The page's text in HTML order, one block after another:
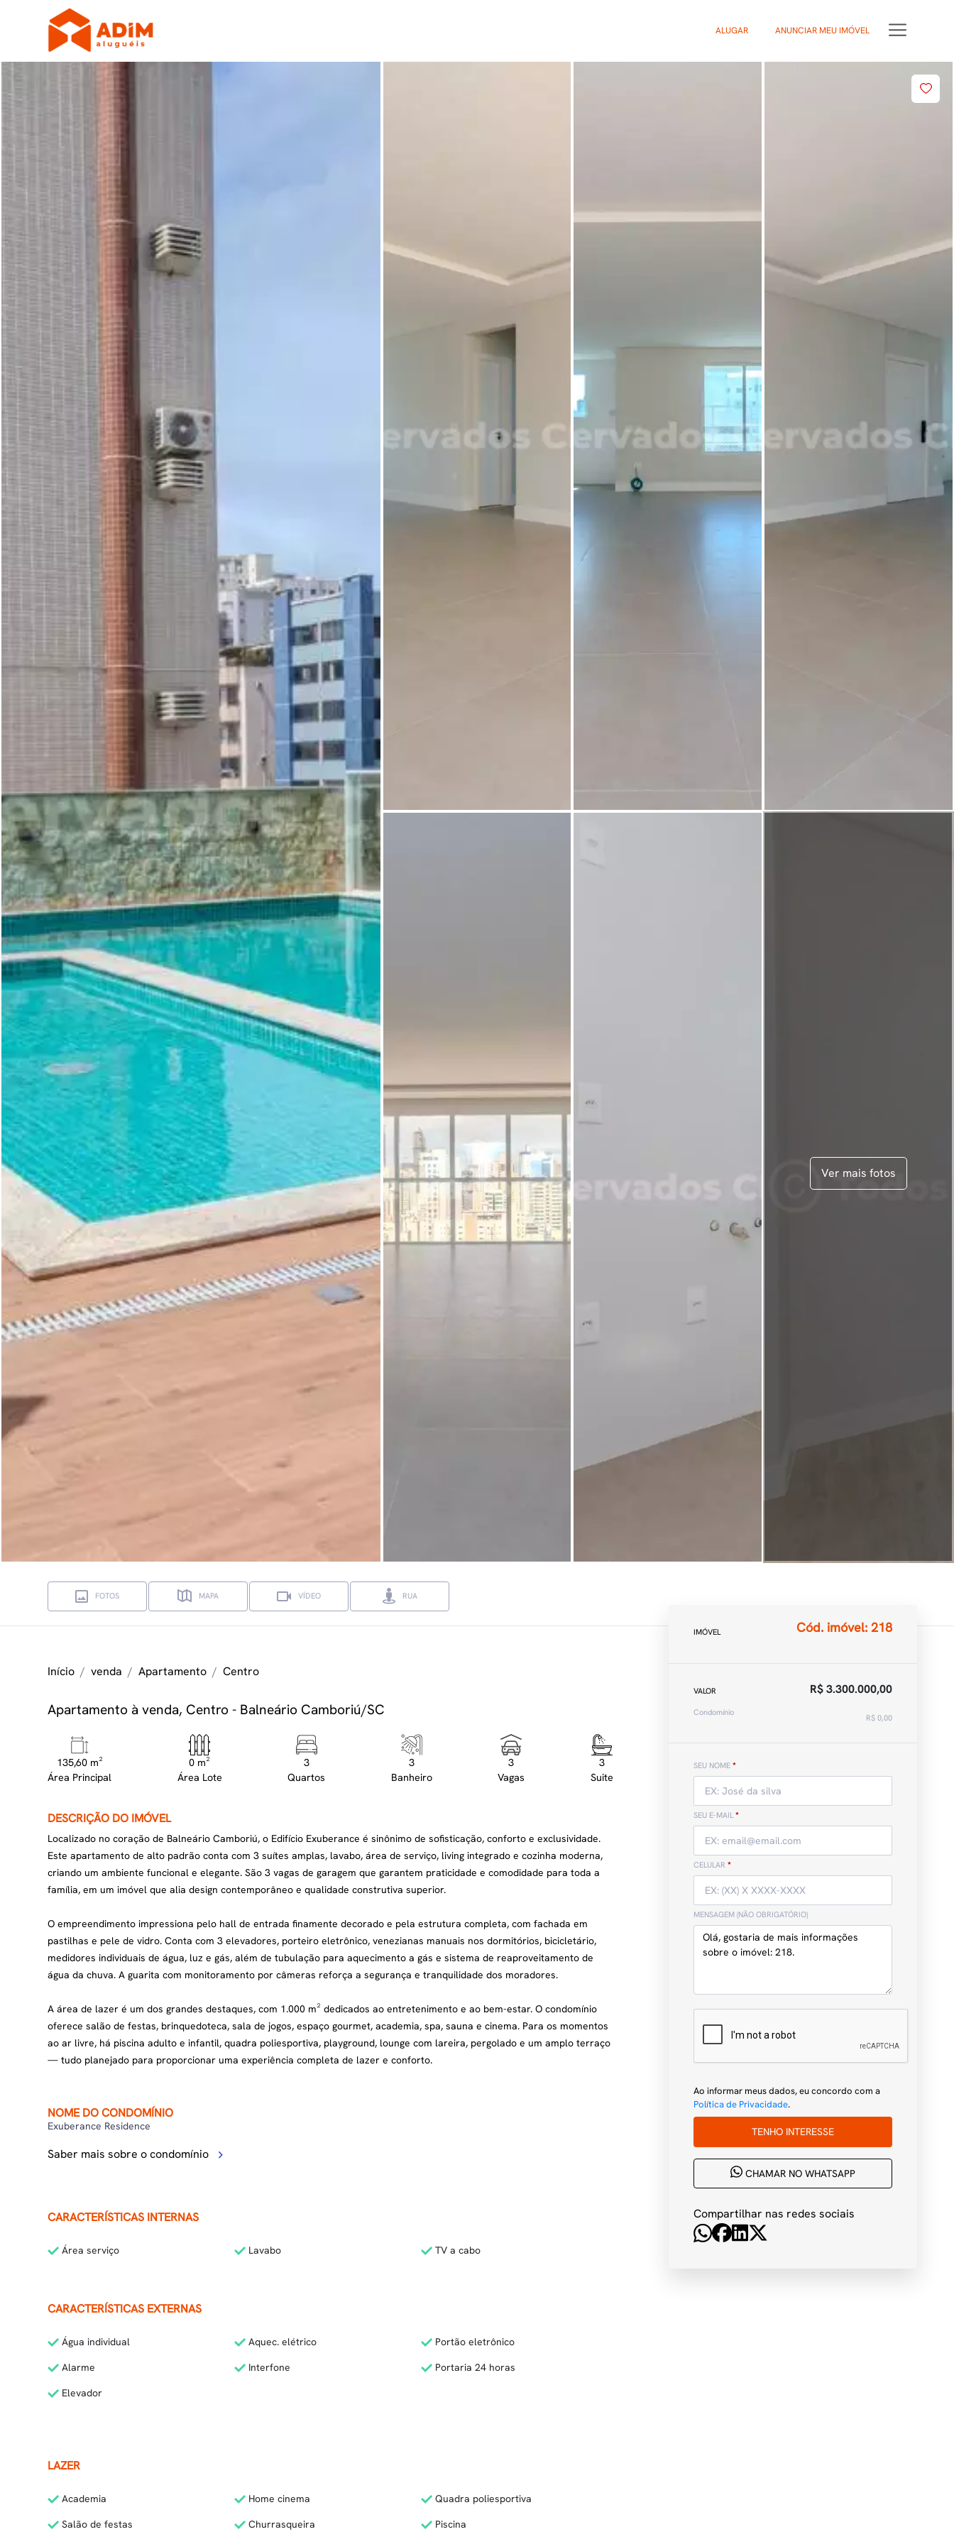
ALUGAR ANUNCIAR MEU IMÓVEL
Ver mais fotos
FOTOS MAPA VÍDEO RUA
Início venda Apartamento Centro
Apartamento à venda, Centro - Balneário Camboriú/SC
135,60 m²
Área Principal
0 m²
Área Lote
3
Quartos
3
Banheiro
3
Vagas
3
Suite
DESCRIÇÃO DO IMÓVEL
Localizado no coração de Balneário Camboriú, o Edifício Exuberance é sinônimo de sofisticação, conforto e exclusividade.
Este apartamento de alto padrão conta com 3 suítes amplas, lavabo, área de serviço, living integrado e cozinha moderna,
criando um ambiente funcional e elegante. São 3 vagas de garagem que garantem praticidade e comodidade para toda a
família, em um imóvel que alia design contemporâneo e qualidade construtiva superior.
O empreendimento impressiona pelo hall de entrada finamente decorado e pela estrutura completa, com fachada em
pastilhas e pele de vidro. Conta com 3 elevadores, porteiro eletrônico, venezianas manuais nos dormitórios, bicicletário,
medidores individuais de água, luz e gás, além de tubulação para aquecimento a gás e sistema de reaproveitamento de
água da chuva. A guarita com monitoramento por câmeras reforça a segurança e tranquilidade dos moradores.
A área de lazer é um dos grandes destaques, com 1.000 m² dedicados ao entretenimento e ao bem-estar. O condomínio
oferece salão de festas, brinquedoteca, sala de jogos, espaço gourmet, academia, spa, sauna e cinema. Para os momentos
ao ar livre, há piscina adulto e infantil, quadra poliesportiva, playground, lounge com lareira, pergolado e um amplo terraço
— tudo planejado para proporcionar uma experiência completa de lazer e conforto.
NOME DO CONDOMÍNIO
Exuberance Residence
Saber mais sobre o condomínio
CARACTERÍSTICAS INTERNAS
Área serviço Lavabo TV a cabo
CARACTERÍSTICAS EXTERNAS
Água individual Aquec. elétrico
Portão eletrônico
Alarme
Interfone
Portaria 24 horas
Elevador
LAZER
Academia Home cinema
Quadra poliesportiva
Salão de festas
Churrasqueira
Piscina
IMÓVEL Cód. imóvel: 218
VALOR R$ 3.300.000,00
Condomínio
R$ 0,00
SEU NOME *
SEU E-MAIL *
CELULAR *
MENSAGEM (NÃO OBRIGATÓRIO)
Ao informar meus dados, eu concordo com a
Política de Privacidade.
TENHO INTERESSE
CHAMAR NO WHATSAPP
Compartilhar nas redes sociais